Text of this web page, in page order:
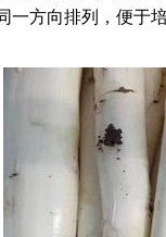
一方向排列，便于